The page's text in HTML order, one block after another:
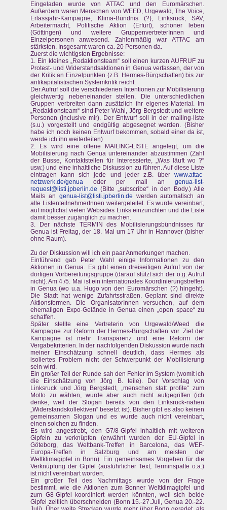
Eingeladen wurde von ATTAC und den Euromärschen.
Außerdem waren Menschen von WEED, Urgewald, The Voice,
Erlassjahr-Kampagne, Klima-Bündnis (?), Linksruck, SAV,
Arbeitermacht, Politische Aktion (Erfurt), schöner leben
(Göttingen) und weitere GruppenvertreterInnen und
Einzelpersonen anwesend. Zahlenmäßig war ATTAC am
stärksten. Insgesamt waren ca. 20 Personen da.
Zuerst die wichtigsten Ergebnisse:
1. Ein kleines „Redaktionsteam“ soll einen kurzen AUFRUF zu
Protest- und Widerstandsaktionen in Genua verfassen, der von
der Kritik an Einzelpunkten (z.B. Hermes-Bürgschaften) bis zur
antikapitalistischen Systemkritik reicht.
Der Aufruf soll die verschiedenen Intentionen zur Mobilisierung
gleichwertig nebeneinander stellen. Die unterschiedlichen
Gruppen verbreiten dann zusätzlich ihr eigenes Material. Im
„Redaktionsteam“ sind Peter Wahl, Jörg Bergstedt und weitere
Personen (inclusive mir). Der Entwurf soll in der mailing-liste
(s.u.) vorgestellt und endgültig abgesegnet werden. (Bisher
habe ich noch keinen Entwurf bekommen, sobald einer da ist,
werde ich ihn weiterleiten)
2. Es wird eine offene MAILING-LISTE angelegt, um die
Mobilisierung nach Genua untereinander abzustimmen (Zahl
der Busse, Kontaktstellen für Interessierte, „Was läuft wo ?“
usw.) und eine inhaltliche Diskussion zu führen. Auf diese Liste
eintragen kann sich jede und jeder z.B. überwww.attac-
netzwerk.de/genua oder per mail angenua-list-
request@listi.jpberlin.de (Bitte „subscribe“ in den Body.) Alle
Mails an genua-list@listi.jpberlin.de werden automatisch an
alle ListenteilnehmerInnen weitergeleitet. Es wurde vereinbart,
auf möglichst vielen Websides Links einzurichten und die Liste
damit besser zugänglich zu machen.
3. Der nächste TERMIN des Mobilisierungsbündnisses für
Genua ist Freitag, der 18. Mai um 17 Uhr in Hannover (bisher
ohne Raum).
Zu der Diskussion will ich ein paar Anmerkungen machen.
Einführend gab Peter Wahl einige Informationen zu den
Aktionen in Genua. Es gibt einen dreiseitigen Aufruf von der
dortigen Vorbereitungsgruppe (darauf stützt sich der o.g. Aufruf
nicht). Am 4./5. Mai ist ein internationales Koordinierungstreffen
in Genua (wo u.a. Hugo von den Euromärschen (?) hingeht).
Die Stadt hat wenige Zufahrtsstraßen. Geplant sind direkte
Aktionsformen. Die OrganisatorInnen versuchen, auf dem
ehemaligen Expo-Gelände in Genua einen „open space“ zu
schaffen.
Später stellte eine Vertreterin von Urgewald/Weed die
Kampagne zur Reform der Hermes-Bürgschaften vor. Ziel der
Kampagne ist mehr Transparenz und eine Reform der
Vergabekriterien. In der nachfolgenden Diskussion wurde nach
meiner Einschätzung schnell deutlich, dass Hermes als
isoliertes Problem nicht der Schwerpunkt der Mobilisierung
sein wird.
Ein großer Teil der Runde sah den Fehler im System (womit ich
die Einschätzung von Jörg B. teile). Der Vorschlag von
Linksruck und Jörg Bergstedt, „menschen statt profite“ zum
Motto zu wählen, wurde aber auch nicht aufgegriffen (ich
denke, weil der Slogan bereits von den Linksruck-nahen
„Widerstandskollektiven“ besetzt ist). Bisher gibt es also keinen
gemeinsamen Slogan und es wurde auch nicht vereinbart,
einen solchen zu finden.
Es wird angestrebt, den G7/8-Gipfel inhaltlich mit weiteren
Gipfeln zu verknüpfen (erwähnt wurden der EU-Gipfel in
Göteborg, das Weltbank-Treffen in Barcelona, das WEF-
Europa-Treffen in Salzburg und am meisten der
Weltklimagipfel in Bonn). Ein gemeinsames Vorgehen für die
Verknüpfung der Gipfel (ausführlicher Text, Terminspalte o.a.)
ist nicht vereinbart worden.
Ein großer Teil des Nachmittags wurde von der Frage
bestimmt, wie die Aktionen zum Bonner Weltklimagipfel und
zum G8-Gipfel koordiniert werden könnten, weil sich beide
Gipfel zeitlich überschneiden (Bonn 15.-27.Juli, Genua 20.-22.